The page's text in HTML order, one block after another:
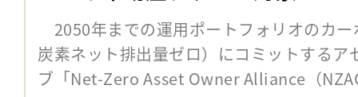
2050年までの運用ポートフォリオのカ
炭素ネット排出量ゼロ）にコミットする
ブ「Net-Zero Asset Owner Alliance（